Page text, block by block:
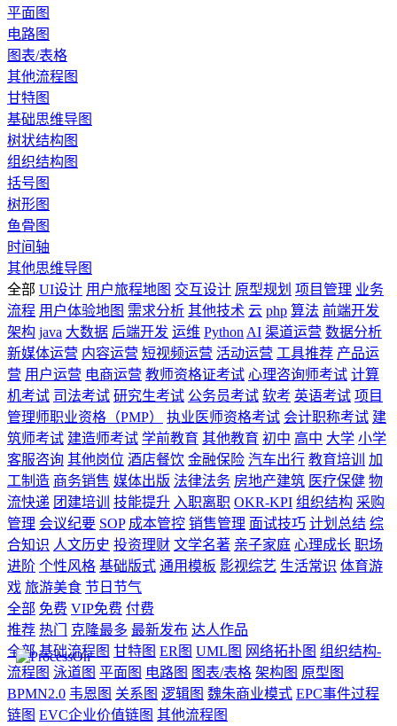
平面图
电路图
图表/表格
其他流程图
甘特图
基础思维导图
树状结构图
组织结构图
括号图
树形图
鱼骨图
时间轴
其他思维导图
全部 UI设计 用户旅程地图 交互设计 原型规划 项目管理 业务
流程 用户体验地图 需求分析 其他技术 云 php 算法 前端开发
架构 java 大数据 后端开发 运维 Python AI 渠道运营 数据分析
新媒体运营 内容运营 短视频运营 活动运营 工具推荐 产品运
营 用户运营 电商运营 教师资格证考试 心理咨询师考试 计算
机考试 司法考试 研究生考试 公务员考试 软考 英语考试 项目
管理师职业资格（PMP）
执业医师资格考试 会计职称考试 建
筑师考试 建造师考试 学前教育 其他教育 初中 高中 大学 小学
客服咨询 其他岗位 酒店餐饮 金融保险 汽车出行 教育培训
加
工制造 商务销售 媒体出版 法律法务 房地产建筑 医疗保健 物
流快递 团建培训 技能提升 入职离职 OKR-KPI 组织结构 采购
管理 会议纪要 SOP 成本管控 销售管理 面试技巧 计划总结 综
合知识 人文历史 投资理财 文学名著 亲子家庭 心理成长 职场
进阶 个性风格 基础版式 通用模板 影视综艺 生活常识 体育游
戏 旅游美食 节日节气
全部 免费 VIP免费 付费
推荐 热门 克隆最多 最新发布 达人作品
全部 基础流程图 甘特图 ER图 UML图 网络拓扑图 组织结构-
流程图 泳道图 平面图 电路图 图表/表格 架构图 原型图
BPMN2.0 韦恩图 关系图 逻辑图 魏朱商业模式 EPC事件过程
链图 EVC企业价值链图 其他流程图